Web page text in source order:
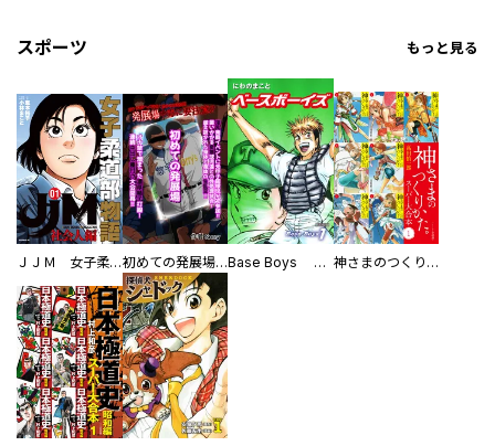
スポーツ もっと見る
ＪＪＭ 女子柔道部物語 社会人編 初めての発展場 【白抜き修正版】 Base Boys 新装版 神さまのつくりかた。スーパー大合本